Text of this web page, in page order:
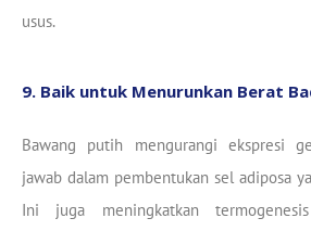
usus.
9. Baik untuk Menurunkan Berat
Bawang putih mengurangi ekspresi
jawab dalam pembentukan sel adiposa
Ini juga meningkatkan